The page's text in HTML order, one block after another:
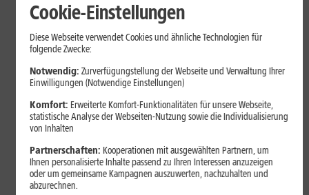
Internet zuhause
Browser-Erweiterungen sicher
nutzen: So erkennst Du
vertrauenswürdige Add-ons
Browser-Erweiterungen können praktisch sein, greifen aber je
nach Berechtigung tief in Deine Browserdaten ein. Der Beitrag
zeigt Dir, wie Du Add-ons vor der Installation prüfst und riskante
Erweiterungen erkennst.
Cookie-Einstellungen
Diese Webseite verwendet Cookies und ähnliche Technologien für
folgende Zwecke:
Notwendig: Zurverfügungstellung der Webseite und Verwaltung Ihrer
Einwilligungen (Notwendige Einstellungen)
Komfort: Erweiterte Komfort-Funktionalitäten für unsere Webseite,
statistische Analyse der Webseiten-Nutzung sowie die Individualisierung
von Inhalten
Partnerschaften: Kooperationen mit ausgewählten Partnern, um
Ihnen personalisierte Inhalte passend zu Ihren Interessen anzuzeigen
oder um gemeinsame Kampagnen auszuwerten, nachzuhalten und
abzurechnen.